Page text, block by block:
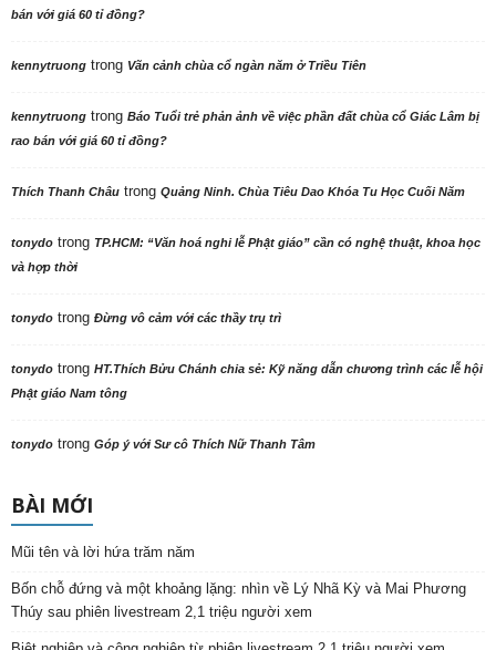
bán với giá 60 tỉ đồng?
kennytruong trong Vãn cảnh chùa cổ ngàn năm ở Triều Tiên
kennytruong trong Báo Tuổi trẻ phản ảnh về việc phần đất chùa cổ Giác Lâm bị
rao bán với giá 60 tỉ đồng?
Thích Thanh Châu trong Quảng Ninh. Chùa Tiêu Dao Khóa Tu Học Cuối Năm
tonydo trong TP.HCM: “Văn hoá nghi lễ Phật giáo” cần có nghệ thuật, khoa học
và hợp thời
tonydo trong Đừng vô cảm với các thầy trụ trì
tonydo trong HT.Thích Bửu Chánh chia sẻ: Kỹ năng dẫn chương trình các lễ hội
Phật giáo Nam tông
tonydo trong Góp ý với Sư cô Thích Nữ Thanh Tâm
BÀI MỚI
Mũi tên và lời hứa trăm năm
Bốn chỗ đứng và một khoảng lặng: nhìn về Lý Nhã Kỳ và Mai Phương
Thúy sau phiên livestream 2,1 triệu người xem